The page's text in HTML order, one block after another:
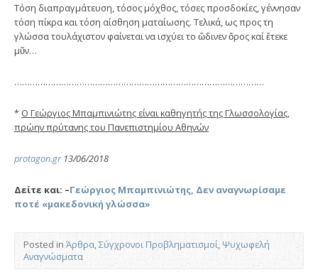
Τόση διαπραγμάτευση, τόσος μόχθος, τόσες προσδοκίες, γέννησαν
τόση πίκρα και τόση αίσθηση ματαίωσης. Τελικά, ως προς τη
γλώσσα τουλάχιστον φαίνεται να ισχύει το ὤδινεν ὄρος καί ἔτεκε
μῦν…
……………………………………………………………………………………
* Ο Γεώργιος Μπαμπινιώτης είναι καθηγητής της Γλωσσολογίας,
πρώην πρύτανης του Πανεπιστημίου Αθηνών
protagon.gr13/06/2018
Δείτε και: –Γεώργιος Μπαμπινιώτης, Δεν αναγνωρίσαμε
ποτέ «μακεδονική γλώσσα»
Posted in Άρθρα,Σύγχρονοι Προβληματισμοί,Ψυχωφελή
Αναγνώσματα